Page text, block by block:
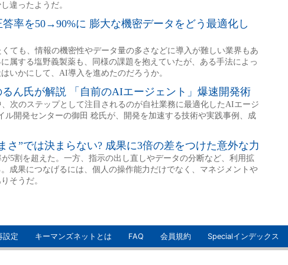
設定 キーマンズネットとは FAQ 会員規約 Specialインデックス